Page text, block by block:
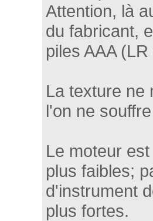
Attention, là
du fabricant,
piles AAA
La texture ne
l'on ne
Le moteur
plus faibles;
d'instrument
plus fortes.